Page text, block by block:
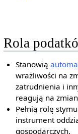
Rola
Stanowią
wrażliwości na
zatrudnienia i
reagują na
Pełnią rolę
instrument
gospodarczych.